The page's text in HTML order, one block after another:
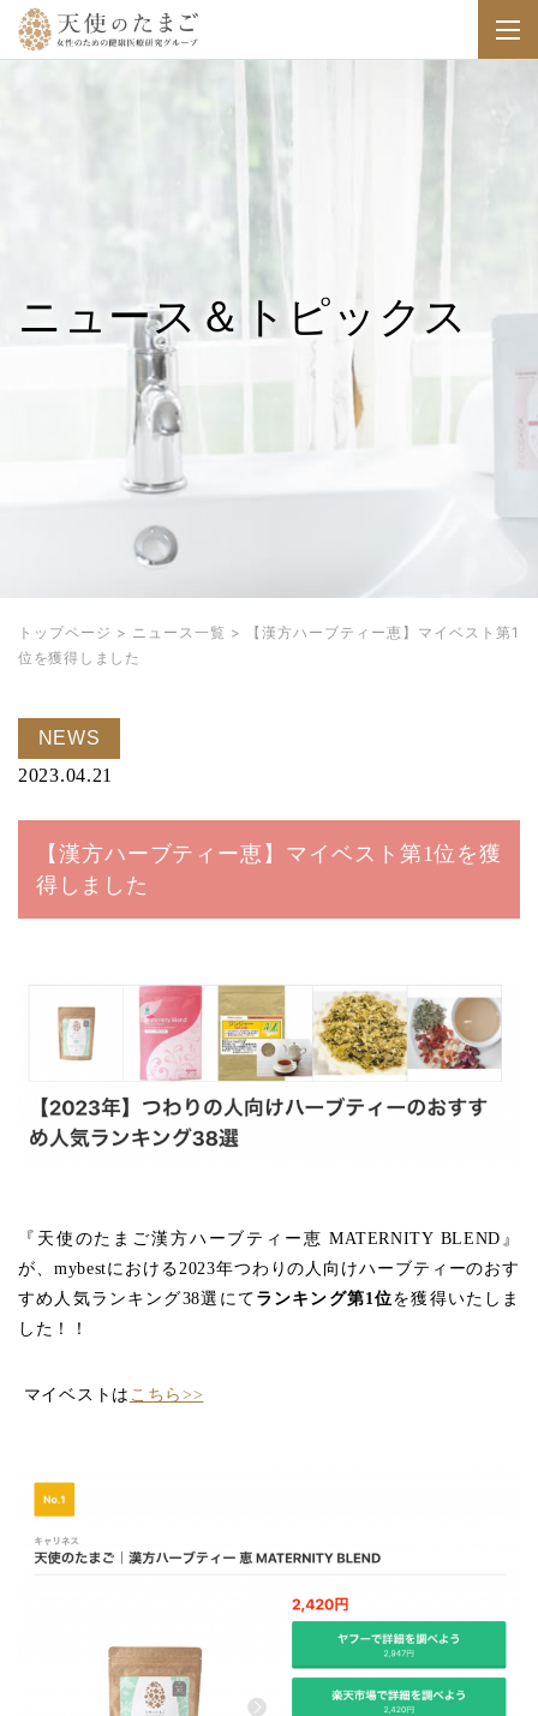
ニュース＆トピックス
トップページ > ニュース一覧 >
【漢方ハーブティー恵】マイベスト第1
位を獲得しました
NEWS
2023.04.21
【漢方ハーブティー恵】マイベスト第1位を獲
得しました
『天使のたまご漢方ハーブティー恵 MATERNITY BLEND』
が、mybestにおける2023年つわりの人向けハーブティーのおす
すめ人気ランキング38選にて ランキング第1位を獲得いたしま
した！！
マイベストは こちら>>